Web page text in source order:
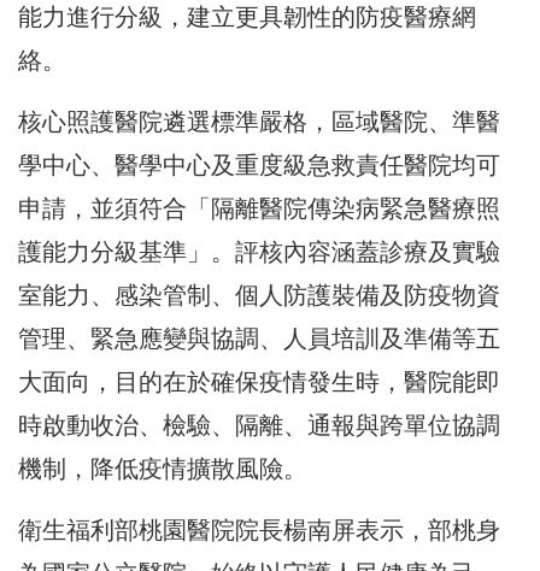
能力進行分級，建立更具韌性的防疫醫療網
絡。
核心照護醫院遴選標準嚴格，區域醫院、準醫
學中心、醫學中心及重度級急救責任醫院均可
申請，並須符合「隔離醫院傳染病緊急醫療照
護能力分級基準」。評核內容涵蓋診療及實驗
室能力、感染管制、個人防護裝備及防疫物資
管理、緊急應變與協調、人員培訓及準備等五
大面向，目的在於確保疫情發生時，醫院能即
時啟動收治、檢驗、隔離、通報與跨單位協調
機制，降低疫情擴散風險。
衛生福利部桃園醫院院長楊南屏表示，部桃身